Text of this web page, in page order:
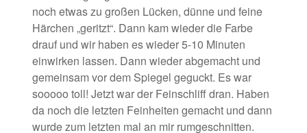
noch etwas zu großen Lücken, dünne und feine
Härchen „geritzt“. Dann kam wieder die Farbe
drauf und wir haben es wieder 5-10 Minuten
einwirken lassen. Dann wieder abgemacht und
gemeinsam vor dem Spiegel geguckt. Es war
sooooo toll! Jetzt war der Feinschliff dran. Haben
da noch die letzten Feinheiten gemacht und dann
wurde zum letzten mal an mir rumgeschnitten.